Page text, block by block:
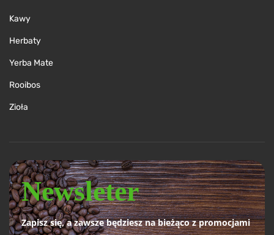
Kawy
Herbaty
Yerba Mate
Rooibos
Zioła
Newsleter
Zapisz się, a zawsze będziesz na bieżąco z promocjami